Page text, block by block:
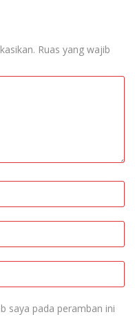
Ruas yang wajib
saya pada peramban ini